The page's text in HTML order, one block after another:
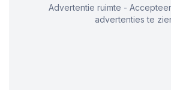
Advertentie ruimte -
advertenties te